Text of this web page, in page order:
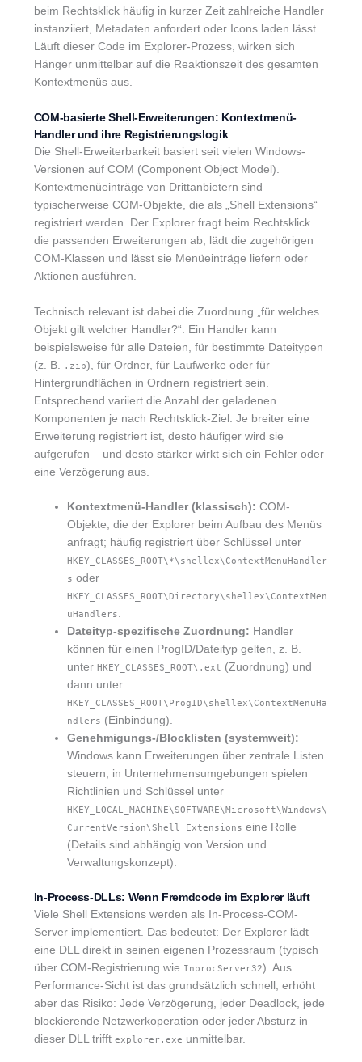
beim Rechtsklick häufig in kurzer Zeit zahlreiche Handler
instanziiert, Metadaten anfordert oder Icons laden lässt.
Läuft dieser Code im Explorer-Prozess, wirken sich
Hänger unmittelbar auf die Reaktionszeit des gesamten
Kontextmenüs aus.
COM-basierte Shell-Erweiterungen: Kontextmenü-
Handler und ihre Registrierungslogik
Die Shell-Erweiterbarkeit basiert seit vielen Windows-
Versionen auf COM (Component Object Model).
Kontextmenüeinträge von Drittanbietern sind
typischerweise COM-Objekte, die als „Shell Extensions“
registriert werden. Der Explorer fragt beim Rechtsklick
die passenden Erweiterungen ab, lädt die zugehörigen
COM-Klassen und lässt sie Menüeinträge liefern oder
Aktionen ausführen.
Technisch relevant ist dabei die Zuordnung „für welches
Objekt gilt welcher Handler?“: Ein Handler kann
beispielsweise für alle Dateien, für bestimmte Dateitypen
(z. B.
.zip), für Ordner, für Laufwerke oder für
Hintergrundflächen in Ordnern registriert sein.
Entsprechend variiert die Anzahl der geladenen
Komponenten je nach Rechtsklick-Ziel. Je breiter eine
Erweiterung registriert ist, desto häufiger wird sie
aufgerufen – und desto stärker wirkt sich ein Fehler oder
eine Verzögerung aus.
Kontextmenü-Handler (klassisch): COM-
Objekte, die der Explorer beim Aufbau des Menüs
anfragt; häufig registriert über Schlüssel unter
HKEY_CLASSES_ROOT\*\shellex\ContextMenuHandler
s oder
HKEY_CLASSES_ROOT\Directory\shellex\ContextMen
uHandlers.
Dateityp-spezifische Zuordnung: Handler
können für einen ProgID/Dateityp gelten, z. B.
unter HKEY_CLASSES_ROOT\.ext (Zuordnung) und
dann unter
HKEY_CLASSES_ROOT\ProgID\shellex\ContextMenuHa
ndlers (Einbindung).
Genehmigungs-/Blocklisten (systemweit):
Windows kann Erweiterungen über zentrale Listen
steuern; in Unternehmensumgebungen spielen
Richtlinien und Schlüssel unter
HKEY_LOCAL_MACHINE\SOFTWARE\Microsoft\Windows\
CurrentVersion\Shell Extensions eine Rolle
(Details sind abhängig von Version und
Verwaltungskonzept).
In-Process-DLLs: Wenn Fremdcode im Explorer läuft
Viele Shell Extensions werden als In-Process-COM-
Server implementiert. Das bedeutet: Der Explorer lädt
eine DLL direkt in seinen eigenen Prozessraum (typisch
über COM-Registrierung wie InprocServer32). Aus
Performance-Sicht ist das grundsätzlich schnell, erhöht
aber das Risiko: Jede Verzögerung, jeder Deadlock, jede
blockierende Netzwerkoperation oder jeder Absturz in
dieser DLL trifft explorer.exe unmittelbar.